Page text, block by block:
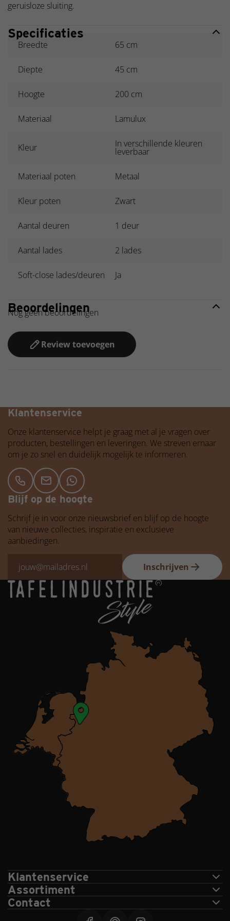
geruisloze sluiting.
Specificaties
Breedte 65 cm
Diepte 45 cm
Hoogte 200 cm
Materiaal Lamulux
Kleur In verschillende kleuren
leverbaar
Materiaal poten Metaal
Kleur poten Zwart
Aantal deuren 1 deur
Aantal lades 2 lades
Soft-close lades/deuren Ja
Beoordelingen
Nog geen beoordelingen
Review toevoegen
Klantenservice
Onze klantenservice helpt je graag met al je vragen over
producten, bestellingen en leveringen. We streven ernaar
om je zo snel en duidelijk mogelijk te informeren.
Blijf op de hoogte
Schrijf je in voor onze nieuwsbrief en blijf op de hoogte
van nieuwe collecties, inspiratie en exclusieve
aanbiedingen.
Inschrijven
Klantenservice
Assortiment
Contact